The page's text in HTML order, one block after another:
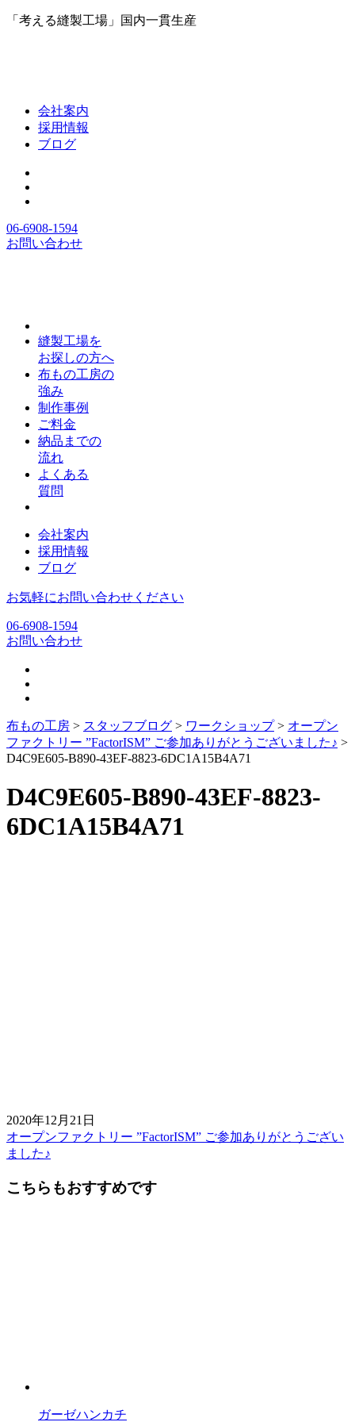
「考える縫製工場」国内一貫生産
会社案内
採用情報
ブログ
06-6908-1594
お問い合わせ
縫製工場を
お探しの方へ
布もの工房の
強み
制作事例
ご料金
納品までの
流れ
よくある
質問
会社案内
採用情報
ブログ
お気軽にお問い合わせください
06-6908-1594
お問い合わせ
布もの工房 > スタッフブログ > ワークショップ> オープン
ファクトリー ”FactorISM” ご参加ありがとうございました♪ >
D4C9E605-B890-43EF-8823-6DC1A15B4A71
D4C9E605-B890-43EF-8823-
6DC1A15B4A71
2020年12月21日
前
後
の
オープンファクトリー ”FactorISM” ご参加ありがとうござい
ました♪
こちらもおすすめです
ガーゼハンカチ